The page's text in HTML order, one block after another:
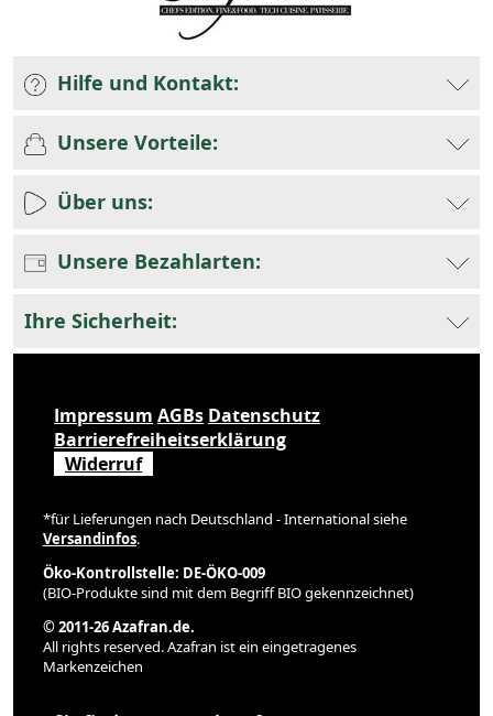
Hilfe und Kontakt:
Unsere Vorteile:
Über uns:
Unsere Bezahlarten:
Ihre Sicherheit:
Impressum AGBs Datenschutz
Barrierefreiheitserklärung
Widerruf
*für Lieferungen nach Deutschland - International siehe
Versandinfos.
Öko-Kontrollstelle: DE-ÖKO-009
(BIO-Produkte sind mit dem Begriff BIO gekennzeichnet)
© 2011-26 Azafran.de.
All rights reserved. Azafran ist ein eingetragenes
Markenzeichen